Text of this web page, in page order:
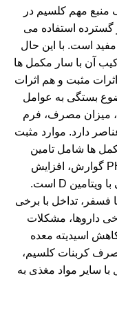
منبع مهم کلسیم در
استفاده می
است. با این حال
آن با سار مکمل ها
مثبت و هم اثرات
بستگی به عوامل
میزان مصرف، فرم
دارد. موارد مثبت
ها شامل تامین
کافی کلسیم بدن، تنظیم PH گوارش، افزایش
هضم برخی مواد و همراهی با ویتامین D است.
فسفر، تداخل با برخی
داروها، مشکلات
اسیدیته معده
کربنات کلسیم،
سایر مواد مغذی به